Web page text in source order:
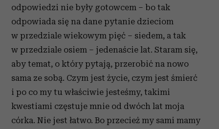
odpowiedzi nie były gotowcem – bo tak
odpowiada się na dane pytanie dzieciom
w przedziale wiekowym pięć – siedem, a tak
w przedziale osiem – jedenaście lat. Staram się,
aby temat, o który pytają, przerobić na nowo
sama ze sobą. Czym jest życie, czym jest śmierć
i po co my tu właściwie jesteśmy, takimi
kwestiami częstuje mnie od dwóch lat moja
córka. Nie jest łatwo. Bo przecież my sami mamy